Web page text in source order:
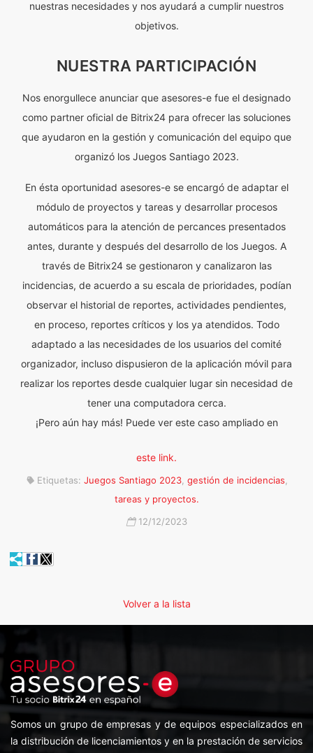
nuestras necesidades y nos ayudará a cumplir nuestros
objetivos.
NUESTRA PARTICIPACIÓN
Nos enorgullece anunciar que asesores-e fue el designado
como partner oficial de Bitrix24 para ofrecer las soluciones
que ayudaron en la gestión y comunicación del equipo que
organizó los Juegos Santiago 2023.
En ésta oportunidad asesores-e se encargó de adaptar el
módulo de proyectos y tareas y desarrollar procesos
automáticos para la atención de percances presentados
antes, durante y después del desarrollo de los Juegos. A
través de Bitrix24 se gestionaron y canalizaron las
incidencias, de acuerdo a su escala de prioridades, podían
observar el historial de reportes, actividades pendientes,
en proceso, reportes críticos y los ya atendidos. Todo
adaptado a las necesidades de los usuarios del comité
organizador, incluso dispusieron de la aplicación móvil para
realizar los reportes desde cualquier lugar sin necesidad de
tener una computadora cerca.
¡Pero aún hay más! Puede ver este caso ampliado en
este link.
Etiquetas: Juegos Santiago 2023 gestión de incidencias
tareas y proyectos.
12/12/2023
Volver a la lista
Somos un grupo de empresas y de equipos especializados en
la distribución de licenciamientos y en la prestación de servicios